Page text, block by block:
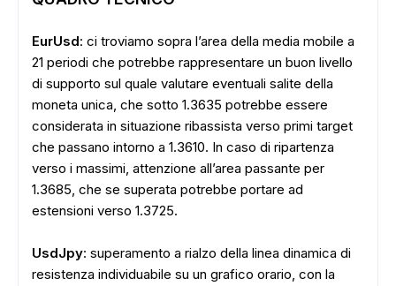
ADS
EurUsd: ci troviamo sopra l’area della media mobile a
21 periodi che potrebbe rappresentare un buon livello
di supporto sul quale valutare eventuali salite della
moneta unica, che sotto 1.3635 potrebbe essere
considerata in situazione ribassista verso primi target
che passano intorno a 1.3610. In caso di ripartenza
verso i massimi, attenzione all’area passante per
1.3685, che se superata potrebbe portare ad
estensioni verso 1.3725.
UsdJpy: superamento a rialzo della linea dinamica di
resistenza individuabile su un grafico orario, con la